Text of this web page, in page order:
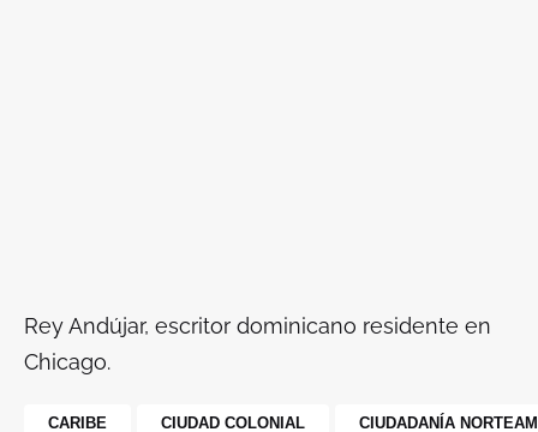
Rey Andújar, escritor dominicano residente en
Chicago.
CARIBE CIUDAD COLONIAL CIUDADANÍA